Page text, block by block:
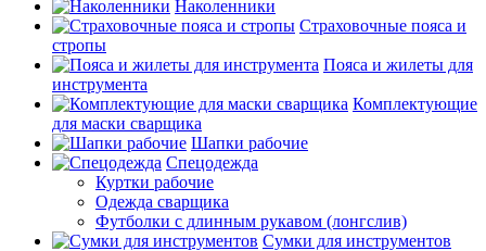
Наколенники
Страховочные пояса и
стропы
Пояса и жилеты для
инструмента
Комплектующие
для маски сварщика
Шапки рабочие
Спецодежда
Куртки рабочие
Одежда сварщика
Футболки с длинным рукавом (лонгслив)
Сумки для инструментов